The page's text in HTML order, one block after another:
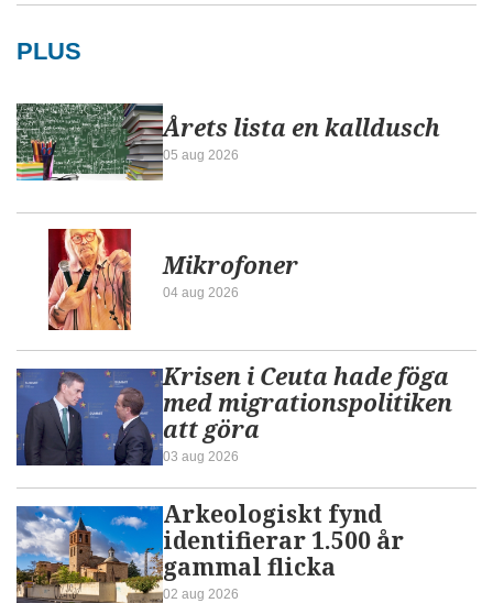
PLUS
Årets lista en kalldusch
05 aug 2026
Mikrofoner
04 aug 2026
Krisen i Ceuta hade föga
med migrationspolitiken
att göra
03 aug 2026
Arkeologiskt fynd
identifierar 1.500 år
gammal flicka
02 aug 2026